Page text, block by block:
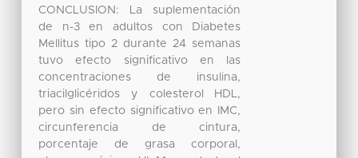
CONCLUSION: La suplementación
de n-3 en adultos con Diabetes
Mellitus tipo 2 durante 24 semanas
tuvo efecto significativo en las
concentraciones de insulina,
triacilglicéridos y colesterol HDL,
pero sin efecto significativo en IMC,
circunferencia de cintura,
porcentaje de grasa corporal,